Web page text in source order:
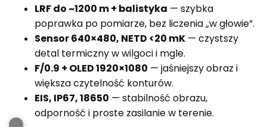
LRF do ~1200 m + balistyka — szybka
poprawka po pomiarze, bez liczenia „w głowie”.
Sensor 640×480, NETD <20 mK — czystszy
detal termiczny w wilgoci i mgle.
F/0.9 + OLED 1920×1080 — jaśniejszy obraz i
większa czytelność konturów.
EIS, IP67, 18650 — stabilność obrazu,
odporność i proste zasilanie w terenie.